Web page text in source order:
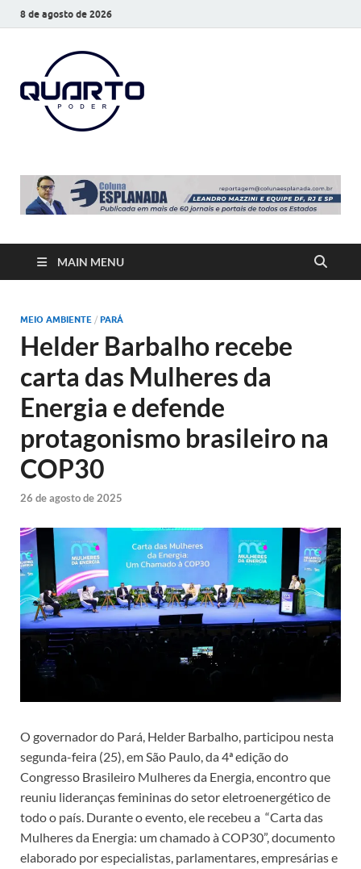
8 de agosto de 2026
MAIN MENU
MEIO AMBIENTE / PARÁ
Helder Barbalho recebe
carta das Mulheres da
Energia e defende
protagonismo brasileiro na
COP30
26 de agosto de 2025
O governador do Pará, Helder Barbalho, participou nesta
segunda-feira (25), em São Paulo, da 4ª edição do
Congresso Brasileiro Mulheres da Energia, encontro que
reuniu lideranças femininas do setor eletroenergético de
todo o país. Durante o evento, ele recebeu a “Carta das
Mulheres da Energia: um chamado à COP30”, documento
elaborado por especialistas, parlamentares, empresárias e